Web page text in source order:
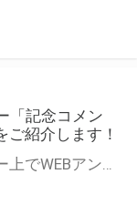
「記念コメン
ご紹介します！
とらのあなWEBオンリー上でWEBアンソロジーが作成できる「記念コメント」について、その使い方や作成手順を解説します！ 支援タイプを「サークル参加型」「サークル参加型・マルシェ(イベント会場)機能付き」でお申し込みいただいている主催者様はぜひご活用ください♪ とらのあなWEBオンリーサイトはこちら